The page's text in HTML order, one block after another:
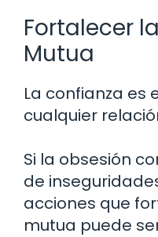
Fortalecer
Mutua
La confianza es
cualquier
Si la obsesión
de
acciones que
mutua puede